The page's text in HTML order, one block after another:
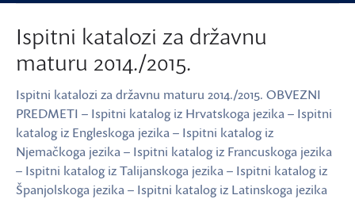
Ispitni katalozi za državnu
maturu 2014./2015.
Ispitni katalozi za državnu maturu 2014./2015. OBVEZNI
PREDMETI – Ispitni katalog iz Hrvatskoga jezika – Ispitni
katalog iz Engleskoga jezika – Ispitni katalog iz
Njemačkoga jezika – Ispitni katalog iz Francuskoga jezika
– Ispitni katalog iz Talijanskoga jezika – Ispitni katalog iz
Španjolskoga jezika – Ispitni katalog iz Latinskoga jezika